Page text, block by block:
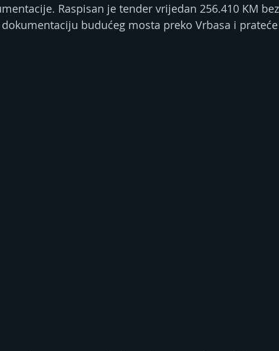
Raspisan je tender vrijedan 256.410 KM
budućeg mosta preko Vrbasa i prateće